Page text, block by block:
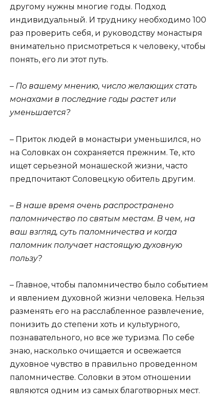
другому нужны многие годы. Подход
индивидуальный. И труднику необходимо 100
раз проверить себя, и руководству монастыря
внимательно присмотреться к человеку, чтобы
понять, его ли этот путь.
– По вашему мнению, число желающих стать
монахами в последние годы растет или
уменьшается?
– Приток людей в монастыри уменьшился, но
на Соловках он сохраняется прежним. Те, кто
ищет серьезной монашеской жизни, часто
предпочитают Соловецкую обитель другим.
– В наше время очень распространено
паломничество по святым местам. В чем, на
ваш взгляд, суть паломничества и когда
паломник получает настоящую духовную
пользу?
– Главное, чтобы паломничество было событием
и явлением духовной жизни человека. Нельзя
разменять его на расслабленное развлечение,
понизить до степени хоть и культурного,
познавательного, но все же туризма. По себе
знаю, насколько очищается и освежается
духовное чувство в правильно проведенном
паломничестве. Соловки в этом отношении
являются одним из самых благотворных мест.